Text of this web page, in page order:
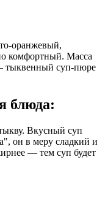
оранжевый,
комфортный. Масса
тыквенный суп-пюре
блюда:
Вкусный суп
он в меру сладкий и
— тем суп будет